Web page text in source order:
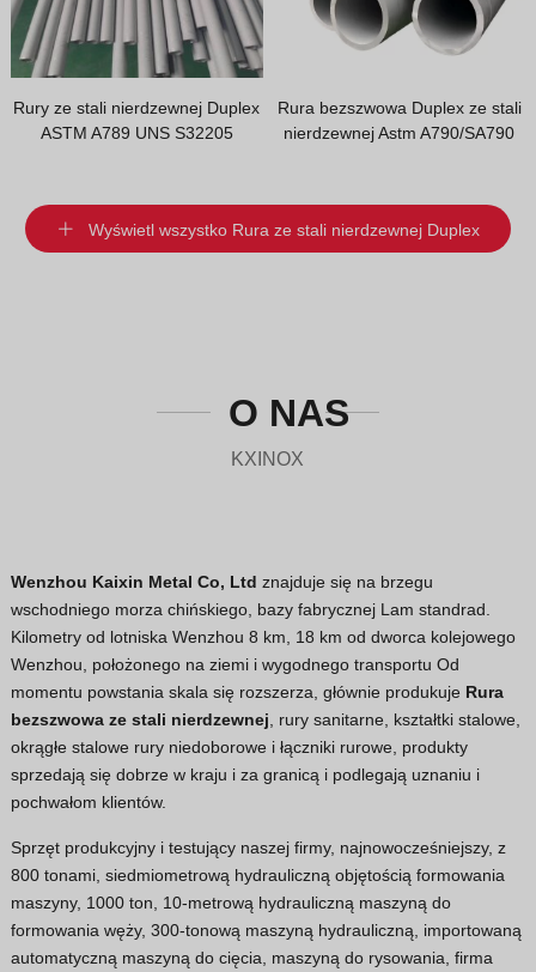
Rury ze stali nierdzewnej Duplex
ASTM A789 UNS S32205
Rura bezszwowa Duplex ze stali
nierdzewnej Astm A790/SA790
Wyświetl wszystko Rura ze stali nierdzewnej Duplex
O NAS
KXINOX
Wenzhou Kaixin Metal Co, Ltd znajduje się na brzegu
wschodniego morza chińskiego, bazy fabrycznej Lam standrad.
Kilometry od lotniska Wenzhou 8 km, 18 km od dworca kolejowego
Wenzhou, położonego na ziemi i wygodnego transportu Od
momentu powstania skala się rozszerza, głównie produkuje Rura
bezszwowa ze stali nierdzewnej, rury sanitarne, kształtki stalowe,
okrągłe stalowe rury niedoborowe i łączniki rurowe, produkty
sprzedają się dobrze w kraju i za granicą i podlegają uznaniu i
pochwałom klientów.
Sprzęt produkcyjny i testujący naszej firmy, najnowocześniejszy, z
800 tonami, siedmiometrową hydrauliczną objętością formowania
maszyny, 1000 ton, 10-metrową hydrauliczną maszyną do
formowania węży, 300-tonową maszyną hydrauliczną, importowaną
automatyczną maszyną do cięcia, maszyną do rysowania, firma